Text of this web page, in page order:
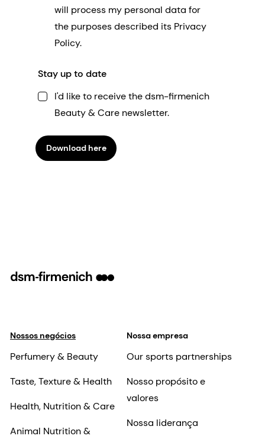
will process my personal data for
the purposes described its Privacy
Policy.
Stay up to date
I'd like to receive the dsm-firmenich
Beauty & Care newsletter.
Download here
Nossos negócios
Perfumery & Beauty
Taste, Texture & Health
Health, Nutrition & Care
Animal Nutrition &
Nossa empresa
Our sports partnerships
Nosso propósito e
valores
Nossa liderança